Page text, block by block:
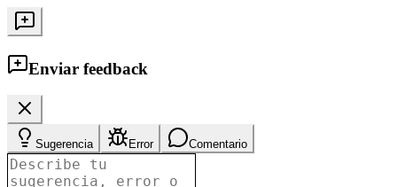
Enviar feedback
Sugerencia Error Comentario